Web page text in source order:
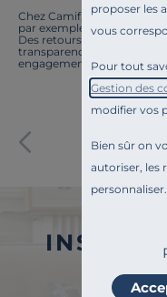
proposer les
vous
Pour tout
Gestion des
modifier vos
Bien sûr on
autoriser, les
personnaliser.
Chez Camif, on innove en
par exemple généré cette
Des retours ? Nous
transparence,
engagements.